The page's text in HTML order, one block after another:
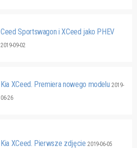
Ceed Sportswagon i XCeed jako PHEV
2019-09-02
Kia XCeed. Premiera nowego modelu2019-
06-26
Kia XCeed. Pierwsze zdjęcie2019-06-05